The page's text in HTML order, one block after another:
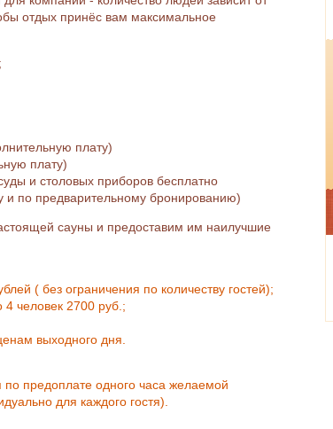
отдых принёс вам максимальное
плату)
плату)
и столовых приборов бесплатно
и по предварительному бронированию)
сауны и предоставим им наилучшие
( без ограничения по количеству гостей);
человек 2700 руб.;
выходного дня.
по предоплате одного часа желаемой
для каждого гостя).